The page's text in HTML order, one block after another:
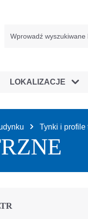
LOKALIZACJE
Tynki i profile